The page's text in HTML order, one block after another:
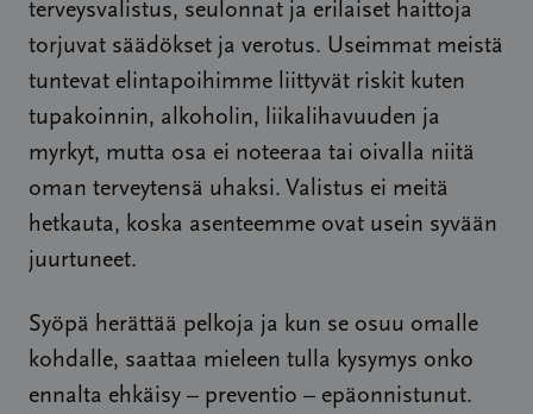
terveysvalistus, seulonnat ja erilaiset haittoja
torjuvat säädökset ja verotus. Useimmat meistä
tuntevat elintapoihimme liittyvät riskit kuten
tupakoinnin, alkoholin, liikalihavuuden ja
myrkyt, mutta osa ei noteeraa tai oivalla niitä
oman terveytensä uhaksi. Valistus ei meitä
hetkauta, koska asenteemme ovat usein syvään
juurtuneet.
Syöpä herättää pelkoja ja kun se osuu omalle
kohdalle, saattaa mieleen tulla kysymys onko
ennalta ehkäisy – preventio – epäonnistunut.